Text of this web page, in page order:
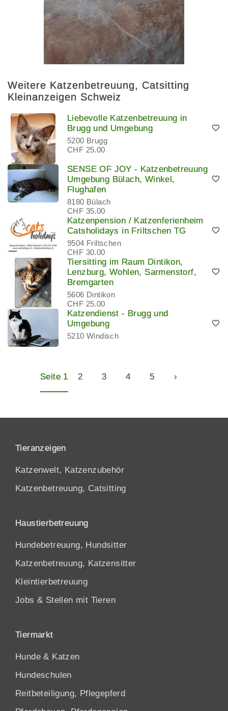
Weitere Katzenbetreuung, Catsitting
Kleinanzeigen Schweiz
Liebevolle Katzenbetreuung in
Brugg und Umgebung
5200 Brugg
CHF 25.00
SENSE OF JOY - Katzenbetreuung
Umgebung Bülach, Winkel,
Flughafen
8180 Bülach
CHF 35.00
Katzenpension / Katzenferienheim
Catsholidays in Friltschen TG
9504 Friltschen
CHF 30.00
Tiersitting im Raum Dintikon,
Lenzburg, Wohlen, Sarmenstorf,
Bremgarten
5606 Dintikon
CHF 25.00
Katzendienst - Brugg und
Umgebung
5210 Windisch
Seite 1 2 3 4 5 ›
Tieranzeigen
Katzenwelt, Katzenzubehör
Katzenbetreuung, Catsitting
Haustierbetreuung
Hundebetreuung, Hundsitter
Katzenbetreuung, Katzensitter
Kleintierbetreuung
Jobs & Stellen mit Tieren
Tiermarkt
Hunde & Katzen
Hundeschulen
Reitbeteiligung, Pflegepferd